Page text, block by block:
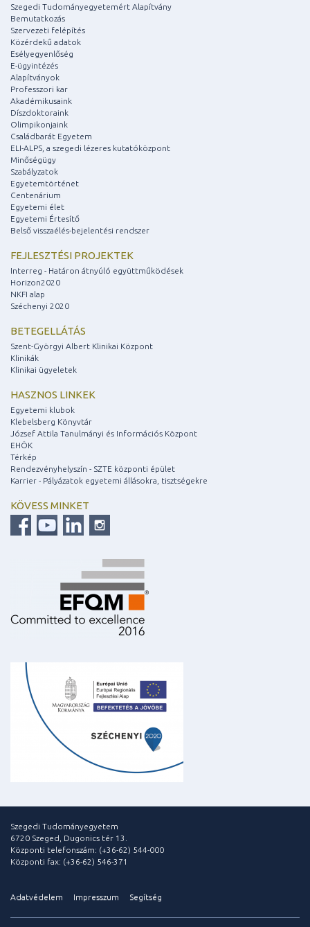
Szegedi Tudományegyetemért Alapítvány
Bemutatkozás
Szervezeti felépítés
Közérdekű adatok
Esélyegyenlőség
E-ügyintézés
Alapítványok
Professzori kar
Akadémikusaink
Díszdoktoraink
Olimpikonjaink
Családbarát Egyetem
ELI-ALPS, a szegedi lézeres kutatóközpont
Minőségügy
Szabályzatok
Egyetemtörténet
Centenárium
Egyetemi élet
Egyetemi Értesítő
Belső visszaélés-bejelentési rendszer
FEJLESZTÉSI PROJEKTEK
Interreg - Határon átnyúló együttműködések
Horizon2020
NKFI alap
Széchenyi 2020
BETEGELLÁTÁS
Szent-Györgyi Albert Klinikai Központ
Klinikák
Klinikai ügyeletek
HASZNOS LINKEK
Egyetemi klubok
Klebelsberg Könyvtár
József Attila Tanulmányi és Információs Központ
EHÖK
Térkép
Rendezvényhelyszín - SZTE központi épület
Karrier - Pályázatok egyetemi állásokra, tisztségekre
KÖVESS MINKET
Szegedi Tudományegyetem
6720 Szeged, Dugonics tér 13.
Központi telefonszám: (+36-62) 544-000
Központi fax: (+36-62) 546-371
Adatvédelem Impresszum Segítség